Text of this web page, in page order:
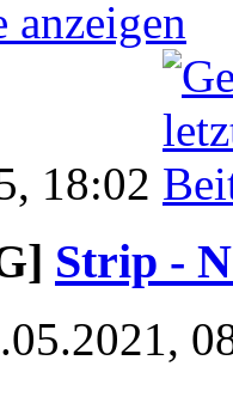
anzeigen
18:02
Strip -